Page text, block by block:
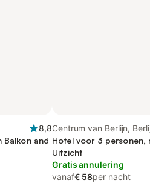
8,8
Balkon and
Centrum van Berlijn,
Hotel voor 3 personen,
Uitzicht
Gratis annulering
vanaf€ 58per nacht